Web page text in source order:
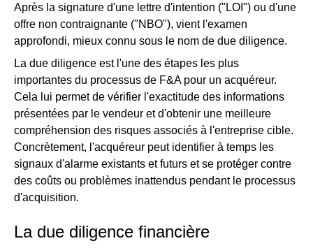
Après la signature d'une lettre d'intention ("LOI") ou d'une
offre non contraignante ("NBO"), vient l'examen
approfondi, mieux connu sous le nom de due diligence.
La due diligence est l'une des étapes les plus
importantes du processus de F&A pour un acquéreur.
Cela lui permet de vérifier l'exactitude des informations
présentées par le vendeur et d'obtenir une meilleure
compréhension des risques associés à l'entreprise cible.
Concrètement, l'acquéreur peut identifier à temps les
signaux d'alarme existants et futurs et se protéger contre
des coûts ou problèmes inattendus pendant le processus
d'acquisition.
La due diligence financière